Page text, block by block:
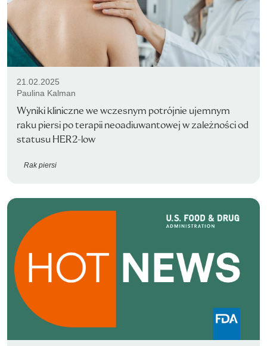
21.02.2025
Paulina Kalman
Wyniki kliniczne we wczesnym potrójnie ujemnym
raku piersi po terapii neoadiuwantowej w zależności od
statusu HER2-low
Rak piersi